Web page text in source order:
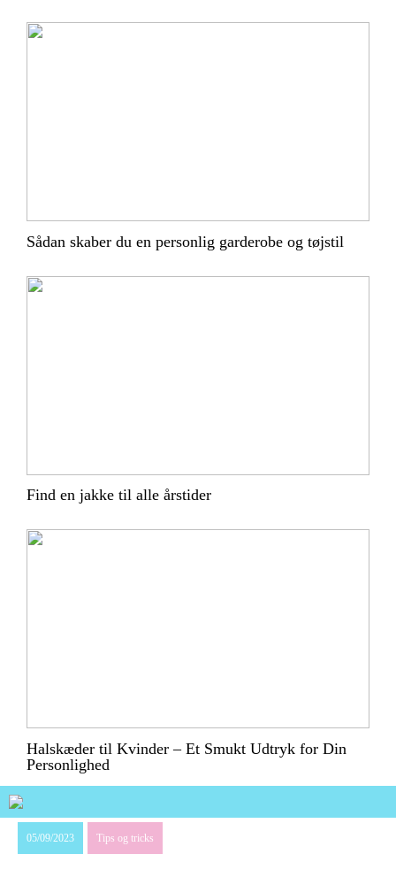
Sådan skaber du en personlig garderobe og tøjstil
Find en jakke til alle årstider
Halskæder til Kvinder – Et Smukt Udtryk for Din
Personlighed
05/09/2023 Tips og tricks